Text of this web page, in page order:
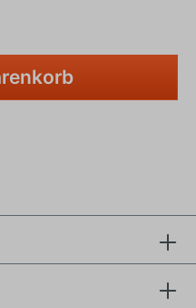
AH-300i und Airrex
im 90
auf oder
- 9986290 und